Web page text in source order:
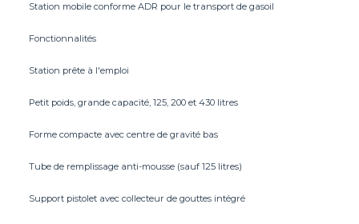
Station mobile conforme ADR pour le transport de gasoil
Fonctionnalités
Station prête à l'emploi
Petit poids, grande capacité, 125, 200 et 430 litres
Forme compacte avec centre de gravité bas
Tube de remplissage anti-mousse (sauf 125 litres)
Support pistolet avec collecteur de gouttes intégré